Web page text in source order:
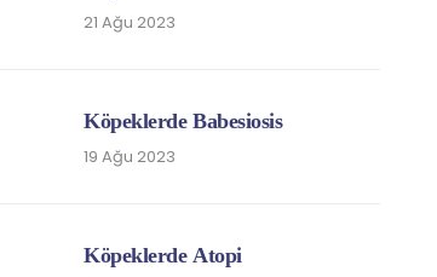
21 Ağu 2023
Köpeklerde Babesiosis
19 Ağu 2023
Köpeklerde Atopi